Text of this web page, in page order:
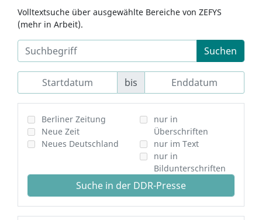
Volltextsuche über ausgewählte Bereiche von ZEFYS
(mehr in Arbeit).
Suchen
bis
Berliner Zeitung
Neue Zeit
Neues Deutschland
nur in
Überschriften
nur im Text
nur in
Bildunterschriften
Suche in der DDR-Presse